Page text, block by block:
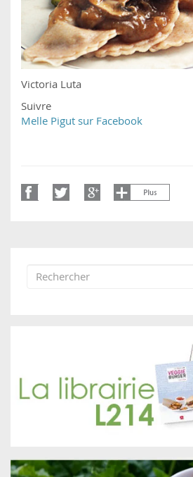
Victoria Luta
Suivre
Melle Pigut sur Facebook
Formulaire de recherche